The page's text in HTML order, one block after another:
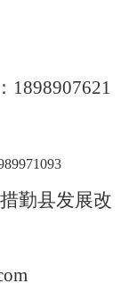
1898907621
勤县发展改